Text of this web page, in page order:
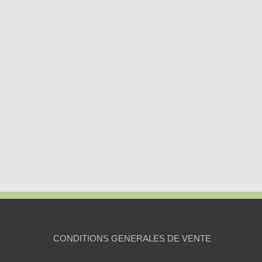
CONDITIONS GENERALES DE VENTE